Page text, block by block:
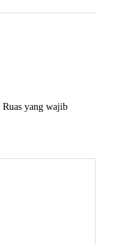
Ruas yang wajib